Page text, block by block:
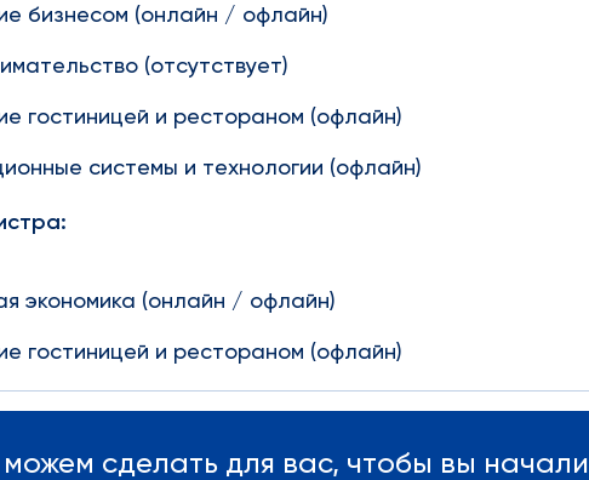
бизнесом (онлайн / офлайн)
(отсутствует)
гостиницей и рестораном (офлайн)
системы и технологии (офлайн)
экономика (онлайн / офлайн)
гостиницей и рестораном (офлайн)
сделать для вас, чтобы вы начали